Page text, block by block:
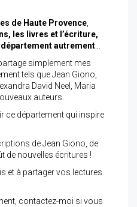
de Haute Provence,
les livres et l’écriture,
autrement…
simplement mes
tels que Jean Giono,
David Neel, Maria
auteurs.
ce département qui inspire
de Jean Giono, de
de nouvelles écritures !
et à partager vos lectures
contactez-moi si vous